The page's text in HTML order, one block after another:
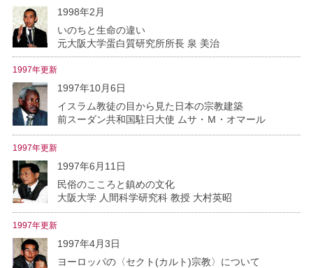
1998年2月
いのちと生命の違い
元大阪大学蛋白質研究所所長 泉 美治
1997年更新
1997年10月6日
イスラム教徒の目から見た日本の宗教建築
前スーダン共和国駐日大使 ムサ・Ｍ・オマール
1997年更新
1997年6月11日
民俗のこころと鎮めの文化
大阪大学 人間科学研究科 教授 大村英昭
1997年更新
1997年4月3日
ヨーロッパの〈セクト(カルト)宗教〉について